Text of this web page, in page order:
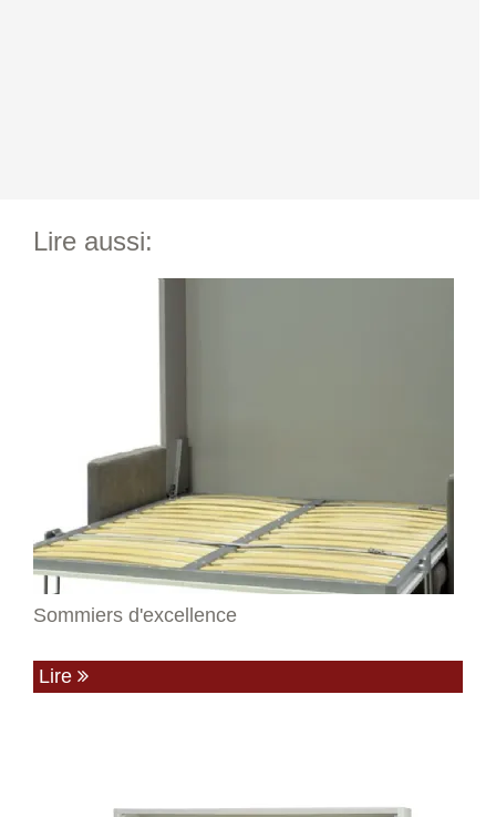
Lire aussi:
Sommiers d'excellence
Lire